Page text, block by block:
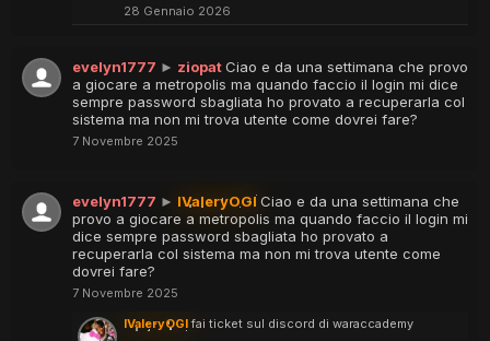
28 Gennaio 2026
evelyn1777 ► ziopatCiao e da una settimana che provo
a giocare a metropolis ma quando faccio il login mi dice
sempre password sbagliata ho provato a recuperarla col
sistema ma non mi trova utente come dovrei fare?
7 Novembre 2025
evelyn1777 ► IValeryOGICiao e da una settimana che
provo a giocare a metropolis ma quando faccio il login mi
dice sempre password sbagliata ho provato a
recuperarla col sistema ma non mi trova utente come
dovrei fare?
7 Novembre 2025
IValeryOGI fai ticket sul discord di waraccademy